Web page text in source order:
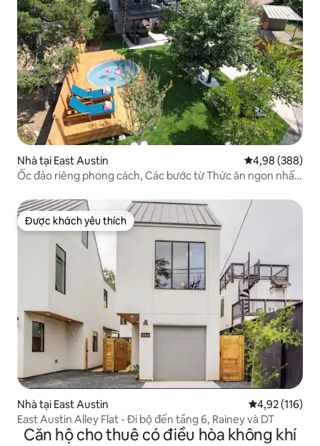
Nhà tại East Austin Xếp hạng
4,98 (388)
Ốc đảo riêng phong cách, Các bước từ Thức ăn ngon nhất
Được khách yêu thích
Được khách yêu thích
Nhà tại East Austin Xếp hạng
4,92 (116)
East Austin Alley Flat - Đi bộ đến tầng 6, Rainey và DT
Căn hộ cho thuê có điều hòa không khí